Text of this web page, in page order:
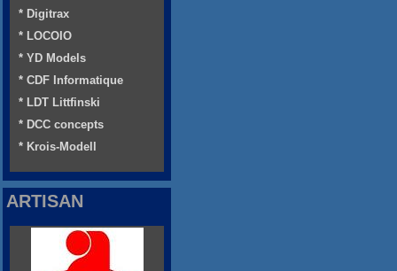
* Digitrax
* LOCOIO
* YD Models
* CDF Informatique
* LDT Littfinski
* DCC concepts
* Krois-Modell
ARTISAN